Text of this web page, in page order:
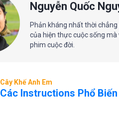
Nguyễn Quốc
Phản kháng nhất thời
của hiện thực cuộc sống
phim cuộc đời.
Cây Khế Anh Em
Các Instructions Phổ